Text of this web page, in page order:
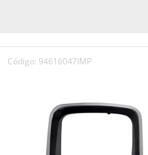
Código: 94616047IMP